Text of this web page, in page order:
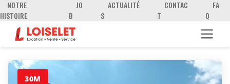
NOTRE
HISTOIRE
JO
B
ACTUALITÉ
S
CONTAC
T
FA
Q
30M